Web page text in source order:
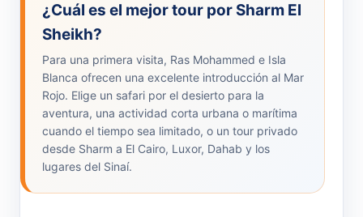
¿Cuál es el mejor tour por Sharm El
Sheikh?
Para una primera visita, Ras Mohammed e Isla
Blanca ofrecen una excelente introducción al Mar
Rojo. Elige un safari por el desierto para la
aventura, una actividad corta urbana o marítima
cuando el tiempo sea limitado, o un tour privado
desde Sharm a El Cairo, Luxor, Dahab y los
lugares del Sinaí.